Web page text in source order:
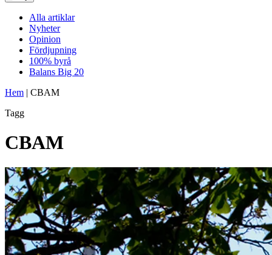
Alla artiklar
Nyheter
Opinion
Fördjupning
100% byrå
Balans Big 20
Hem | CBAM
Tagg
CBAM